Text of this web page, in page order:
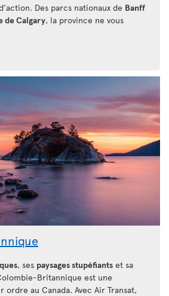
Des parcs nationaux de Banff
de Calgary, la province ne vous
, ses paysages stupéfiants et sa
Britannique est une
au Canada. Avec Air Transat,